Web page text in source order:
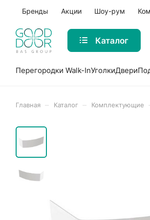
Бренды Акции Шоу-рум
Каталог
Перегородки Walk-InУголкиДвери
Главная Каталог Комплектующие